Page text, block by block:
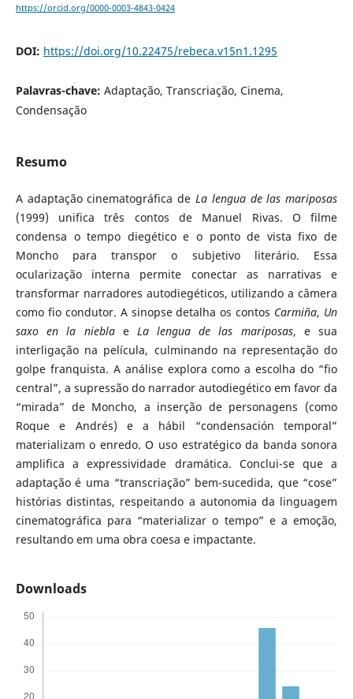
https://orcid.org/0000-0003-4843-0424
DOI: https://doi.org/10.22475/rebeca.v15n1.1295
Palavras-chave: Adaptação, Transcriação, Cinema,
Condensação
Resumo
A adaptação cinematográfica de La lengua de las mariposas
(1999) unifica três contos de Manuel Rivas. O filme
condensa o tempo diegético e o ponto de vista fixo de
Moncho para transpor o subjetivo literário. Essa
ocularização interna permite conectar as narrativas e
transformar narradores autodiegéticos, utilizando a câmera
como fio condutor. A sinopse detalha os contos Carmiña, Un
saxo en la nieblae La lengua de las mariposas, e sua
interligação na película, culminando na representação do
golpe franquista. A análise explora como a escolha do “fio
central”, a supressão do narrador autodiegético em favor da
“mirada” de Moncho, a inserção de personagens (como
Roque e Andrés) e a hábil “condensación temporal”
materializam o enredo. O uso estratégico da banda sonora
amplifica a expressividade dramática. Conclui-se que a
adaptação é uma “transcriação” bem-sucedida, que “cose”
histórias distintas, respeitando a autonomia da linguagem
cinematográfica para “materializar o tempo” e a emoção,
resultando em uma obra coesa e impactante.
Downloads